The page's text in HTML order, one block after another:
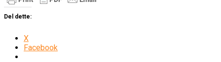
Del dette:
X
Facebook